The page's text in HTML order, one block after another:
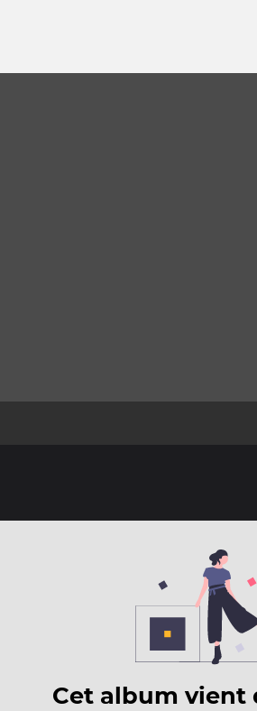
Cet album vient